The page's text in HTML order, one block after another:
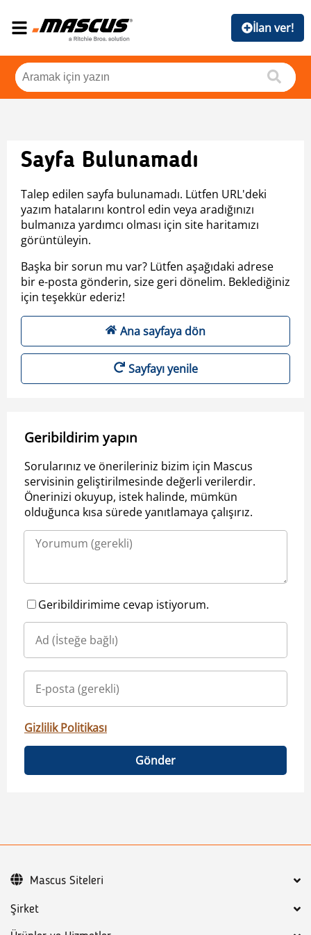
İlan ver!
Sayfa Bulunamadı
Talep edilen sayfa bulunamadı. Lütfen URL'deki
yazım hatalarını kontrol edin veya aradığınızı
bulmanıza yardımcı olması için site haritamızı
görüntüleyin.
Başka bir sorun mu var? Lütfen aşağıdaki adrese
bir e-posta gönderin, size geri dönelim. Beklediğiniz
için teşekkür ederiz!
Ana sayfaya dön
Sayfayı yenile
Geribildirim yapın
Sorularınız ve önerileriniz bizim için Mascus
servisinin geliştirilmesinde değerli verilerdir.
Önerinizi okuyup, istek halinde, mümkün
olduğunca kısa sürede yanıtlamaya çalışırız.
Geribildirimime cevap istiyorum.
Gizlilik Politikası
Gönder
Şirket
Mascus Siteleri